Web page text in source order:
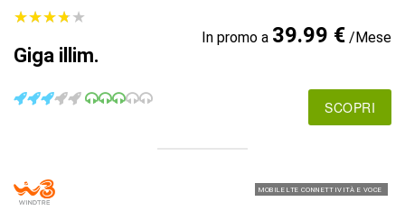
★★★★★
★★★★★
Giga illim.
In promo a 39.99 €/Mese
SCOPRI
MOBILE LTE CONNETTIVITÀ E VOCE